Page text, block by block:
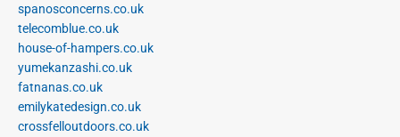
spanosconcerns.co.uk
telecomblue.co.uk
house-of-hampers.co.uk
yumekanzashi.co.uk
fatnanas.co.uk
emilykatedesign.co.uk
crossfelloutdoors.co.uk